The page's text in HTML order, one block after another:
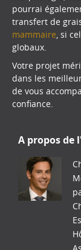
pourrai
transfert de
mammaire , si
globaux.
Votre projet
dans les
de vous
confiance.
A propos de